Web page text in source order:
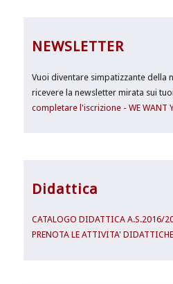
NEWSLETTER
Vuoi diventare simpatizzante della
ricevere la newsletter mirata sui
completare l'iscrizione - WE WANT
Didattica
CATALOGO DIDATTICA A.S.2016/
PRENOTA LE ATTIVITA' DIDATTICHE